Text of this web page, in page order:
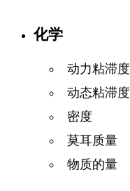
化学
动力粘滞度
动态粘滞度
密度
莫耳质量
物质的量